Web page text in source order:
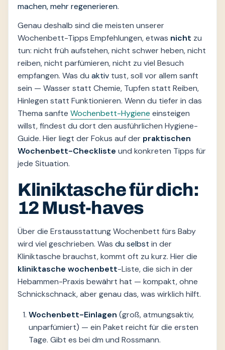
machen, mehr regenerieren.
Genau deshalb sind die meisten unserer
Wochenbett-Tipps Empfehlungen, etwas nicht zu
tun: nicht früh aufstehen, nicht schwer heben, nicht
reiben, nicht parfümieren, nicht zu viel Besuch
empfangen. Was du aktivtust, soll vor allem sanft
sein — Wasser statt Chemie, Tupfen statt Reiben,
Hinlegen statt Funktionieren. Wenn du tiefer in das
Thema sanfte Wochenbett-Hygiene einsteigen
willst, findest du dort den ausführlichen Hygiene-
Guide. Hier liegt der Fokus auf der praktischen
Wochenbett-Checkliste und konkreten Tipps für
jede Situation.
Kliniktasche für dich:
12 Must-haves
Über die Erstausstattung Wochenbett fürs Baby
wird viel geschrieben. Was du selbst in der
Kliniktasche brauchst, kommt oft zu kurz. Hier die
kliniktasche wochenbett-Liste, die sich in der
Hebammen-Praxis bewährt hat — kompakt, ohne
Schnickschnack, aber genau das, was wirklich hilft.
Wochenbett-Einlagen (groß, atmungsaktiv,
unparfümiert) — ein Paket reicht für die ersten
Tage. Gibt es bei dm und Rossmann.